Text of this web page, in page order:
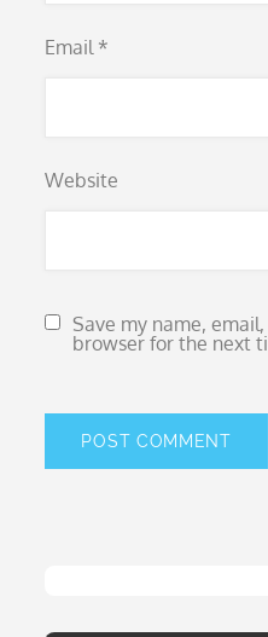
Email *
Website
Save my name,
browser for the next